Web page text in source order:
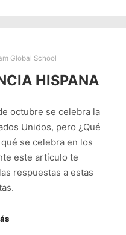
Global School
HISPANA
octubre se celebra la
Unidos, pero ¿Qué
se celebra en los
este artículo te
respuestas a estas